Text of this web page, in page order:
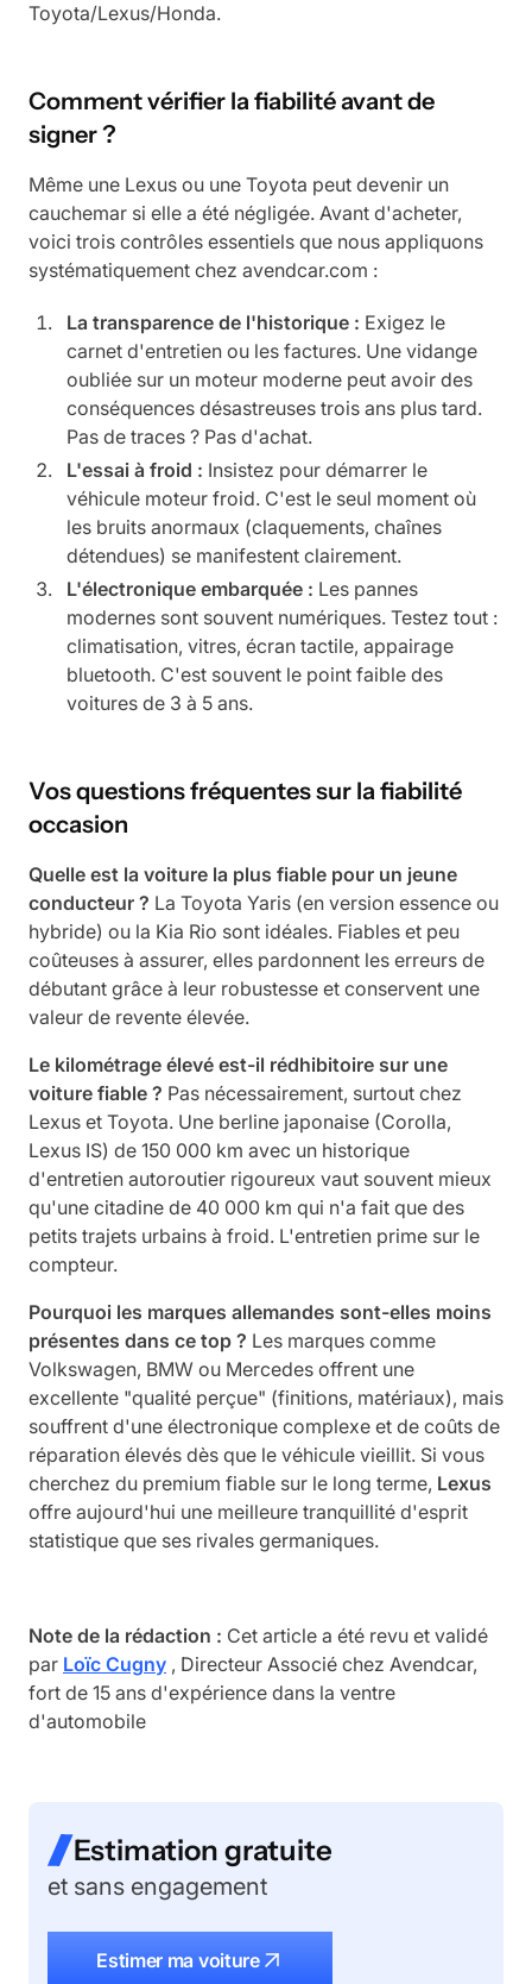
Toyota/Lexus/Honda.
Comment vérifier la fiabilité avant de
signer ?
Même une Lexus ou une Toyota peut devenir un
cauchemar si elle a été négligée. Avant d'acheter,
voici trois contrôles essentiels que nous appliquons
systématiquement chez avendcar.com :
La transparence de l'historique : Exigez le
carnet d'entretien ou les factures. Une vidange
oubliée sur un moteur moderne peut avoir des
conséquences désastreuses trois ans plus tard.
Pas de traces ? Pas d'achat.
L'essai à froid : Insistez pour démarrer le
véhicule moteur froid. C'est le seul moment où
les bruits anormaux (claquements, chaînes
détendues) se manifestent clairement.
L'électronique embarquée : Les pannes
modernes sont souvent numériques. Testez tout :
climatisation, vitres, écran tactile, appairage
bluetooth. C'est souvent le point faible des
voitures de 3 à 5 ans.
Vos questions fréquentes sur la fiabilité
occasion
Quelle est la voiture la plus fiable pour un jeune
conducteur ? La Toyota Yaris (en version essence ou
hybride) ou la Kia Rio sont idéales. Fiables et peu
coûteuses à assurer, elles pardonnent les erreurs de
débutant grâce à leur robustesse et conservent une
valeur de revente élevée.
Le kilométrage élevé est-il rédhibitoire sur une
voiture fiable ? Pas nécessairement, surtout chez
Lexus et Toyota. Une berline japonaise (Corolla,
Lexus IS) de 150 000 km avec un historique
d'entretien autoroutier rigoureux vaut souvent mieux
qu'une citadine de 40 000 km qui n'a fait que des
petits trajets urbains à froid. L'entretien prime sur le
compteur.
Pourquoi les marques allemandes sont-elles moins
présentes dans ce top ? Les marques comme
Volkswagen, BMW ou Mercedes offrent une
excellente "qualité perçue" (finitions, matériaux), mais
souffrent d'une électronique complexe et de coûts de
réparation élevés dès que le véhicule vieillit. Si vous
cherchez du premium fiable sur le long terme, Lexus
offre aujourd'hui une meilleure tranquillité d'esprit
statistique que ses rivales germaniques.
Note de la rédaction : Cet article a été revu et validé
par Loïc Cugny , Directeur Associé chez Avendcar,
fort de 15 ans d'expérience dans la ventre
d'automobile
Estimation gratuite
et sans engagement
Estimer ma voiture